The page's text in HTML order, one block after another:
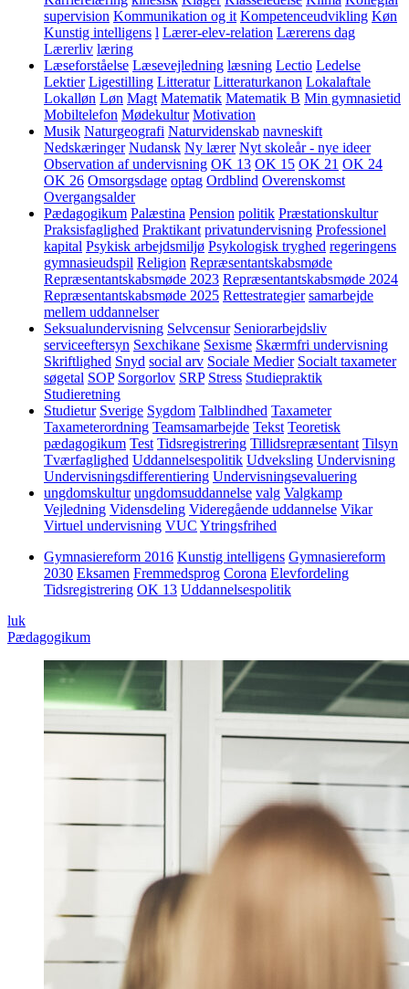
supervision Kommunikation og it Kompetenceudvikling Køn
Kunstig intelligens l Lærer-elev-relation Lærerens dag
Lærerliv læring
Læseforståelse Læsevejledning læsning Lectio Ledelse
Lektier Ligestilling Litteratur Litteraturkanon Lokalaftale
Lokalløn Løn Magt Matematik Matematik B Min gymnasietid
Mobiltelefon Mødekultur Motivation
Musik Naturgeografi Naturvidenskab navneskift
Nedskæringer Nudansk Ny lærer Nyt skoleår - nye ideer
Observation af undervisning OK 13 OK 15 OK 21 OK 24
OK 26 Omsorgsdage optag Ordblind Overenskomst
Overgangsalder
Pædagogikum Palæstina Pension politik Præstationskultur
Praksisfaglighed Praktikant privatundervisning Professionel
kapital Psykisk arbejdsmiljø Psykologisk tryghed regeringens
gymnasieudspil Religion Repræsentantskabsmøde
Repræsentantskabsmøde 2023 Repræsentantskabsmøde 2024
Repræsentantskabsmøde 2025 Rettestrategier samarbejde
mellem uddannelser
Seksualundervisning Selvcensur Seniorarbejdsliv
serviceeftersyn Sexchikane Sexisme Skærmfri undervisning
Skriftlighed Snyd social arv Sociale Medier Socialt taxameter
søgetal SOP Sorgorlov SRP Stress Studiepraktik
Studieretning
Studietur Sverige Sygdom Talblindhed Taxameter
Taxameterordning Teamsamarbejde Tekst Teoretisk
pædagogikum Test Tidsregistrering Tillidsrepræsentant Tilsyn
Tværfaglighed Uddannelsespolitik Udveksling Undervisning
Undervisningsdifferentiering Undervisningsevaluering
ungdomskultur ungdomsuddannelse valg Valgkamp
Vejledning Vidensdeling Videregående uddannelse Vikar
Virtuel undervisning VUC Ytringsfrihed
Gymnasiereform 2016 Kunstig intelligens Gymnasiereform
2030 Eksamen Fremmedsprog Corona Elevfordeling
Tidsregistrering OK 13 Uddannelsespolitik
luk
Pædagogikum